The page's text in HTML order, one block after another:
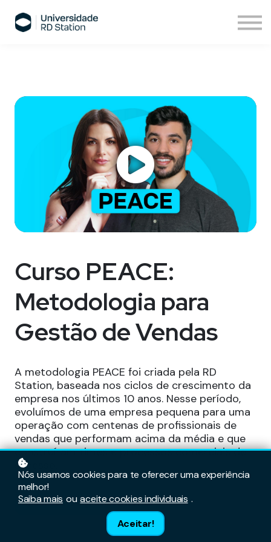
Assinatura de cursos
Curso PEACE:
Metodologia para
Gestão de Vendas
A metodologia PEACE foi criada pela RD
Station, baseada nos ciclos de crescimento da
empresa nos últimos 10 anos. Nesse período,
evoluímos de uma empresa pequena para uma
operação com centenas de profissionais de
vendas que performam acima da média e que
construíram times e processos comerciais de
sucesso.
Inscreva-se gratuitamente
Nós usamos cookies para te oferecer uma experiência
melhor!
Saiba mais ou aceite cookies individuais .
Aceitar!